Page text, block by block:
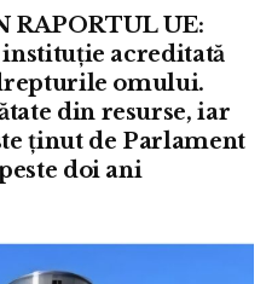
RAPORTUL UE:
acreditată
omului.
din resurse, iar
ținut de Parlament
doi ani